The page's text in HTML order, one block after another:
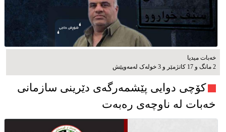
خەبات میدیا
2 مانگ و 17 کاتژمێر و 3 خوله‌ک له‌مه‌وپێش‌
کۆچی دوایی پێشمەرگەی دێرینی سازمانی
خەبات لە ناوچەی رەبەت